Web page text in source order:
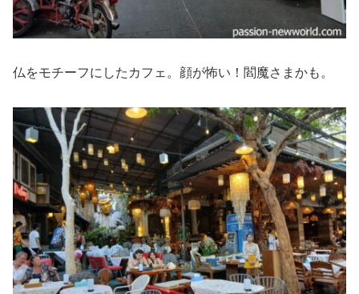
仏をモチーフにしたカフェ。顔が怖い！閻魔さまかも。